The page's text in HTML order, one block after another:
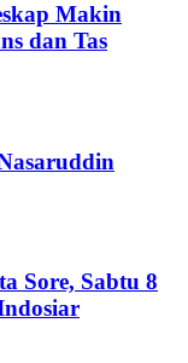
Makin
dan Tas
Sore, Sabtu 8